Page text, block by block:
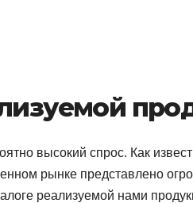
высокий спрос. Как
рынке представлено
реализуемой нами